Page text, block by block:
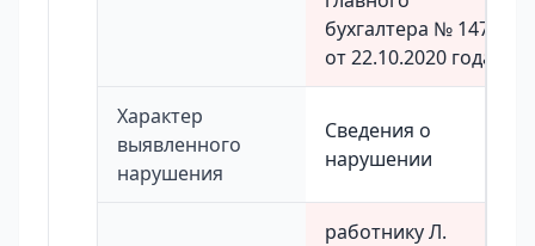
бухгалтера № 1471
от 22.10.2020 года).
Характер
выявленного
нарушения
Сведения о
нарушении
работнику Л.